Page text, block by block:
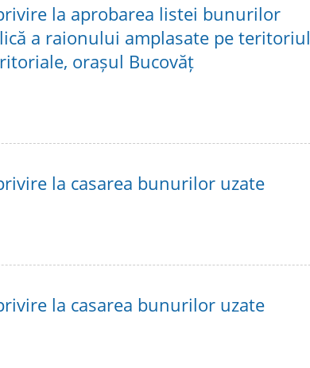
la aprobarea listei bunurilor
a raionului amplasate pe teritoriul
orașul Bucovăț
la casarea bunurilor uzate
la casarea bunurilor uzate